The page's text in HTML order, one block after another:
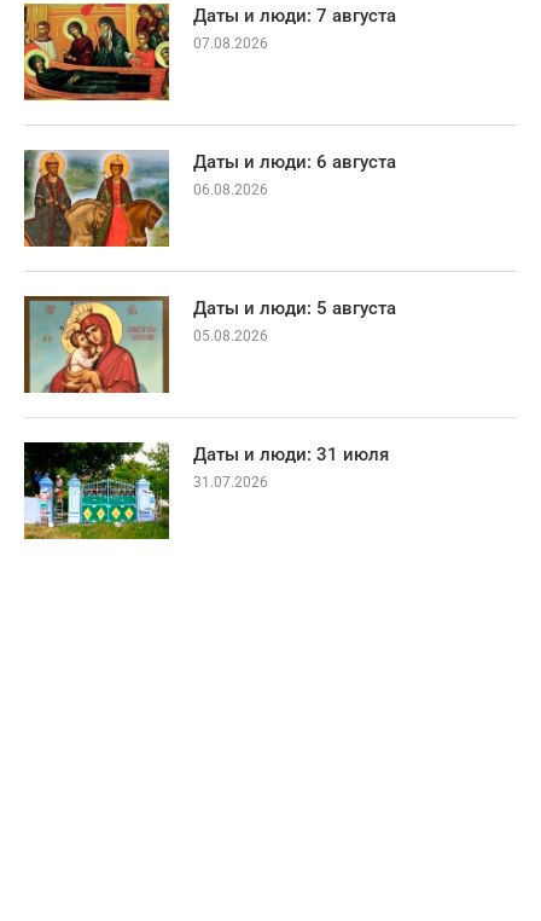
Даты и люди: 7 августа
07.08.2026
Даты и люди: 6 августа
06.08.2026
Даты и люди: 5 августа
05.08.2026
Даты и люди: 31 июля
31.07.2026